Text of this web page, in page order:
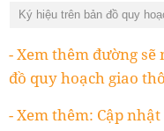
Ký hiệu trên bản đồ quy
- Xem thêm đường
đồ quy hoạch giao
- Xem thêm: Cập